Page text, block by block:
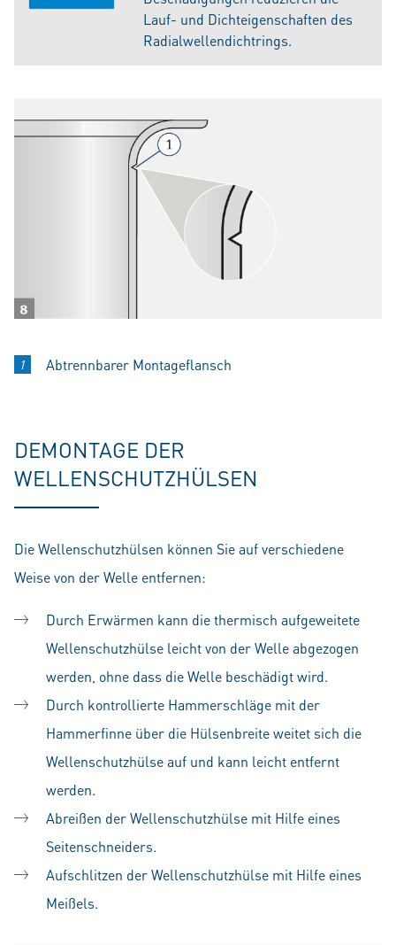
Lauf- und Dichteigenschaften des
Radialwellendichtrings.
Abtrennbarer Montageflansch
DEMONTAGE DER
WELLENSCHUTZHÜLSEN
Die Wellenschutzhülsen können Sie auf verschiedene
Weise von der Welle entfernen:
Durch Erwärmen kann die thermisch aufgeweitete
Wellenschutzhülse leicht von der Welle abgezogen
werden, ohne dass die Welle beschädigt wird.
Durch kontrollierte Hammerschläge mit der
Hammerfinne über die Hülsenbreite weitet sich die
Wellenschutzhülse auf und kann leicht entfernt
werden.
Abreißen der Wellenschutzhülse mit Hilfe eines
Seitenschneiders.
Aufschlitzen der Wellenschutzhülse mit Hilfe eines
Meißels.